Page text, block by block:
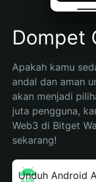
Dompet
Apakah kamu
andal dan aman
akan menjadi
juta pengguna,
Web3 di Bitget
sekarang!
Unduh Android